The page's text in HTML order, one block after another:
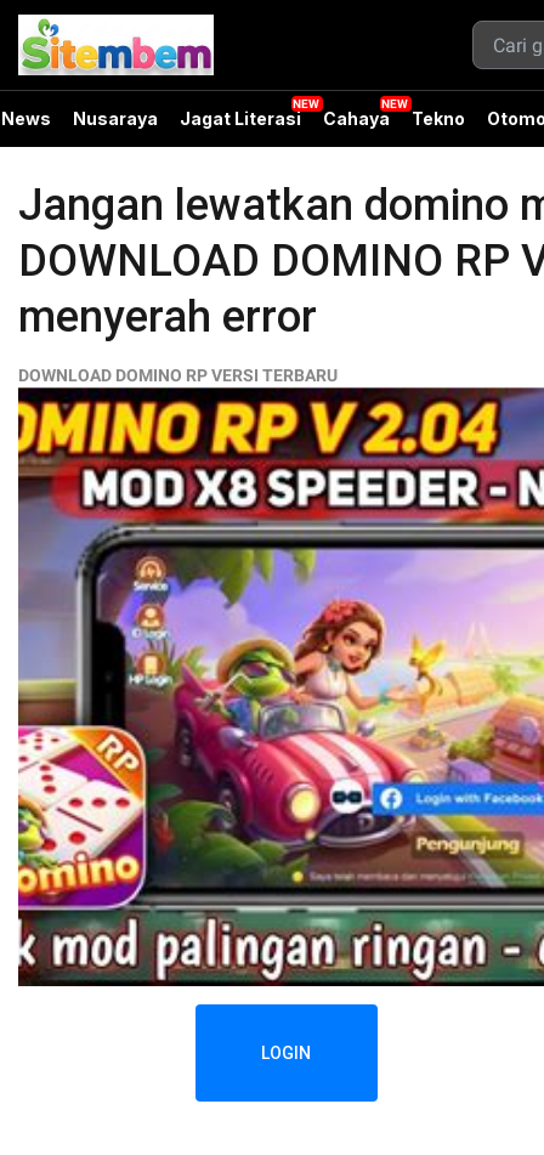
News Nusaraya Jagat Literasi Cahaya Tekno
Jangan lewatkan domino
DOWNLOAD DOMINO RP
menyerah error
DOWNLOAD DOMINO RP VERSI TERBARU
LOGIN